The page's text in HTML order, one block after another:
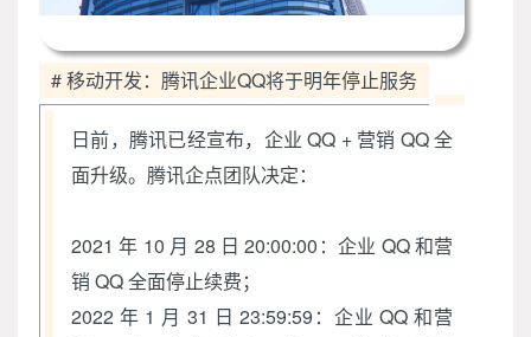
# 移动开发：腾讯企业QQ将于明年停止服务
日前，腾讯已经宣布，企业 QQ + 营销 QQ 全
面升级。腾讯企点团队决定：
2021 年 10 月 28 日 20:00:00：企业 QQ 和营
销 QQ 全面停止续费；
2022 年 1 月 31 日 23:59:59：企业 QQ 和营